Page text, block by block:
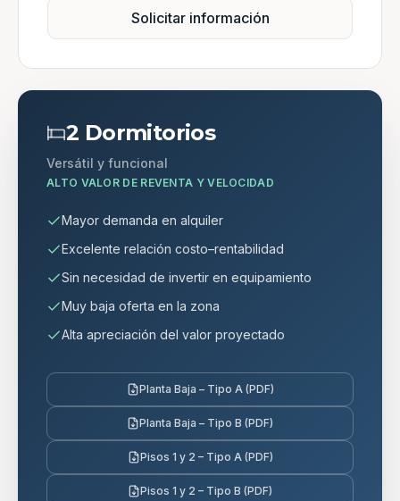
Solicitar información
2 Dormitorios
Versátil y funcional
ALTO VALOR DE REVENTA Y VELOCIDAD
Mayor demanda en alquiler
Excelente relación costo–rentabilidad
Sin necesidad de invertir en equipamiento
Muy baja oferta en la zona
Alta apreciación del valor proyectado
Planta Baja – Tipo A (PDF)
Planta Baja – Tipo B (PDF)
Pisos 1 y 2 – Tipo A (PDF)
Pisos 1 y 2 – Tipo B (PDF)